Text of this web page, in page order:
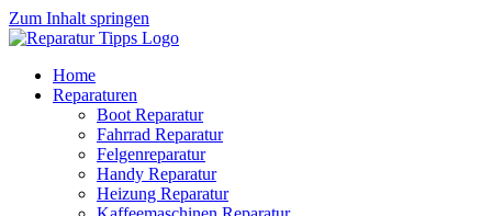
Zum Inhalt springen
Home
Reparaturen
Boot Reparatur
Fahrrad Reparatur
Felgenreparatur
Handy Reparatur
Heizung Reparatur